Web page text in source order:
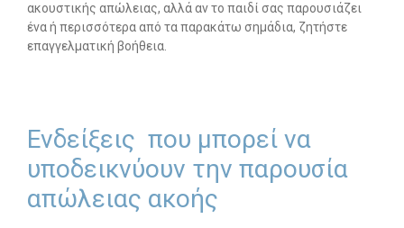
Άρθρα
-- Συμβουλευτική
-- Ειδική Αγωγή
ακουστικής απώλειας, αλλά αν το παιδί σας παρουσιάζει
ένα ή περισσότερα από τα παρακάτω σημάδια, ζητήστε
επαγγελματική βοήθεια.
Ενδείξεις που μπορεί να
υποδεικνύουν την παρουσία
απώλειας ακοής